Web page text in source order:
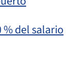
del salario